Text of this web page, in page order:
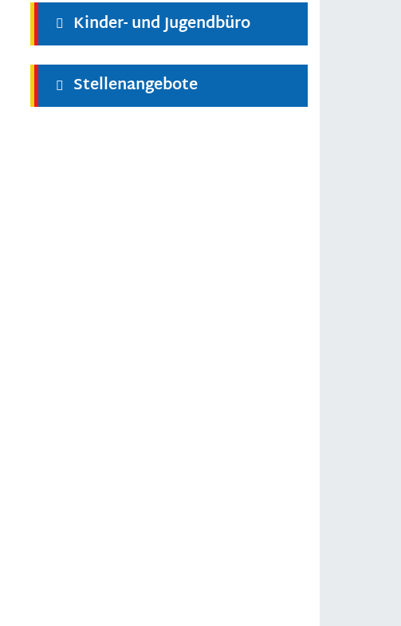
Kinder- und Jugendbüro
Stellenangebote